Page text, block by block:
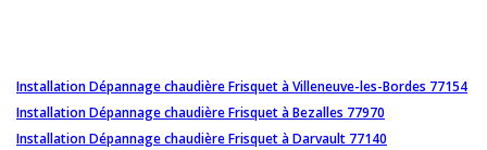
Installation Dépannage chaudière Frisquet à Villeneuve-les-Bordes 77154
Installation Dépannage chaudière Frisquet à Bezalles 77970
Installation Dépannage chaudière Frisquet à Darvault 77140